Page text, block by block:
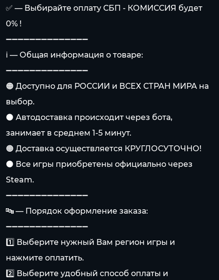
✅ — Выбирайте оплату СБП - КОМИССИЯ будет
0% !
➖➖➖➖➖➖➖➖➖➖➖➖➖➖
ℹ️ — Общая информация о товаре:
➖➖➖➖➖➖➖➖➖➖➖➖➖➖
🟠 Доступно для РОССИИ и ВСЕХ СТРАН МИРА на
выбор.
⚫️ Автодоставка происходит через бота,
занимает в среднем 1-5 минут.
🟠 Доставка осуществляется КРУГЛОСУТОЧНО!
⚫️ Все игры приобретены официально через
Steam.
➖➖➖➖➖➖➖➖➖➖➖➖➖➖
🔤 — Порядок оформление заказа:
➖➖➖➖➖➖➖➖➖➖➖➖➖➖
1️⃣ Выберите нужный Вам регион игры и
нажмите оплатить.
2️⃣ Выберите удобный способ оплаты и